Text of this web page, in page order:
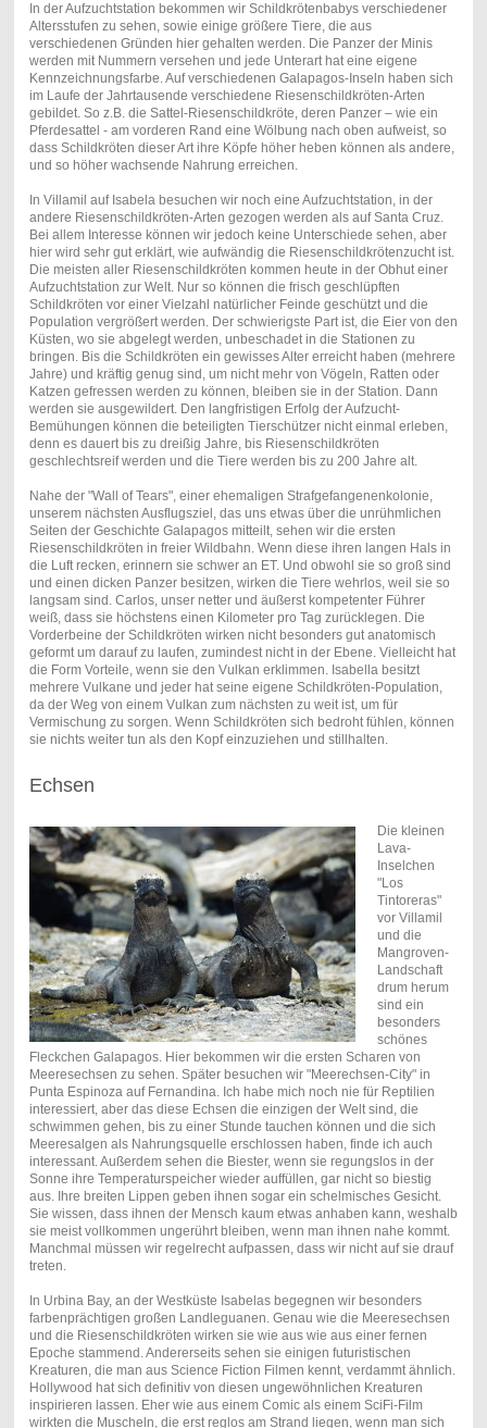
In der Aufzuchtstation bekommen wir Schildkrötenbabys verschiedener
Altersstufen zu sehen, sowie einige größere Tiere, die aus
verschiedenen Gründen hier gehalten werden. Die Panzer der Minis
werden mit Nummern versehen und jede Unterart hat eine eigene
Kennzeichnungsfarbe. Auf verschiedenen Galapagos-Inseln haben sich
im Laufe der Jahrtausende verschiedene Riesenschildkröten-Arten
gebildet. So z.B. die Sattel-Riesenschildkröte, deren Panzer – wie ein
Pferdesattel - am vorderen Rand eine Wölbung nach oben aufweist, so
dass Schildkröten dieser Art ihre Köpfe höher heben können als andere,
und so höher wachsende Nahrung erreichen.
In Villamil auf Isabela besuchen wir noch eine Aufzuchtstation, in der
andere Riesenschildkröten-Arten gezogen werden als auf Santa Cruz.
Bei allem Interesse können wir jedoch keine Unterschiede sehen, aber
hier wird sehr gut erklärt, wie aufwändig die Riesenschildkrötenzucht ist.
Die meisten aller Riesenschildkröten kommen heute in der Obhut einer
Aufzuchtstation zur Welt. Nur so können die frisch geschlüpften
Schildkröten vor einer Vielzahl natürlicher Feinde geschützt und die
Population vergrößert werden. Der schwierigste Part ist, die Eier von den
Küsten, wo sie abgelegt werden, unbeschadet in die Stationen zu
bringen. Bis die Schildkröten ein gewisses Alter erreicht haben (mehrere
Jahre) und kräftig genug sind, um nicht mehr von Vögeln, Ratten oder
Katzen gefressen werden zu können, bleiben sie in der Station. Dann
werden sie ausgewildert. Den langfristigen Erfolg der Aufzucht-
Bemühungen können die beteiligten Tierschützer nicht einmal erleben,
denn es dauert bis zu dreißig Jahre, bis Riesenschildkröten
geschlechtsreif werden und die Tiere werden bis zu 200 Jahre alt.
Nahe der "Wall of Tears", einer ehemaligen Strafgefangenenkolonie,
unserem nächsten Ausflugsziel, das uns etwas über die unrühmlichen
Seiten der Geschichte Galapagos mitteilt, sehen wir die ersten
Riesenschildkröten in freier Wildbahn. Wenn diese ihren langen Hals in
die Luft recken, erinnern sie schwer an ET. Und obwohl sie so groß sind
und einen dicken Panzer besitzen, wirken die Tiere wehrlos, weil sie so
langsam sind. Carlos, unser netter und äußerst kompetenter Führer
weiß, dass sie höchstens einen Kilometer pro Tag zurücklegen. Die
Vorderbeine der Schildkröten wirken nicht besonders gut anatomisch
geformt um darauf zu laufen, zumindest nicht in der Ebene. Vielleicht hat
die Form Vorteile, wenn sie den Vulkan erklimmen. Isabella besitzt
mehrere Vulkane und jeder hat seine eigene Schildkröten-Population,
da der Weg von einem Vulkan zum nächsten zu weit ist, um für
Vermischung zu sorgen. Wenn Schildkröten sich bedroht fühlen, können
sie nichts weiter tun als den Kopf einzuziehen und stillhalten.
Echsen
Die kleinen
Lava-
Inselchen
"Los
Tintoreras"
vor Villamil
und die
Mangroven-
Landschaft
drum herum
sind ein
besonders
schönes
Fleckchen Galapagos. Hier bekommen wir die ersten Scharen von
Meeresechsen zu sehen. Später besuchen wir "Meerechsen-City" in
Punta Espinoza auf Fernandina. Ich habe mich noch nie für Reptilien
interessiert, aber das diese Echsen die einzigen der Welt sind, die
schwimmen gehen, bis zu einer Stunde tauchen können und die sich
Meeresalgen als Nahrungsquelle erschlossen haben, finde ich auch
interessant. Außerdem sehen die Biester, wenn sie regungslos in der
Sonne ihre Temperaturspeicher wieder auffüllen, gar nicht so biestig
aus. Ihre breiten Lippen geben ihnen sogar ein schelmisches Gesicht.
Sie wissen, dass ihnen der Mensch kaum etwas anhaben kann, weshalb
sie meist vollkommen ungerührt bleiben, wenn man ihnen nahe kommt.
Manchmal müssen wir regelrecht aufpassen, dass wir nicht auf sie drauf
treten.
In Urbina Bay, an der Westküste Isabelas begegnen wir besonders
farbenprächtigen großen Landleguanen. Genau wie die Meeresechsen
und die Riesenschildkröten wirken sie wie aus wie aus einer fernen
Epoche stammend. Andererseits sehen sie einigen futuristischen
Kreaturen, die man aus Science Fiction Filmen kennt, verdammt ähnlich.
Hollywood hat sich definitiv von diesen ungewöhnlichen Kreaturen
inspirieren lassen. Eher wie aus einem Comic als einem SciFi-Film
wirkten die Muscheln, die erst reglos am Strand liegen, wenn man sich